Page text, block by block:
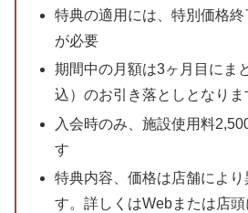
特典の適用には、特別価格
が必要
期間中の月額は3ヶ月目にま
込）のお引き落としとなりま
入会時のみ、施設使用料
す
特典内容、価格は店舗により
す。詳しくはWebまたは店